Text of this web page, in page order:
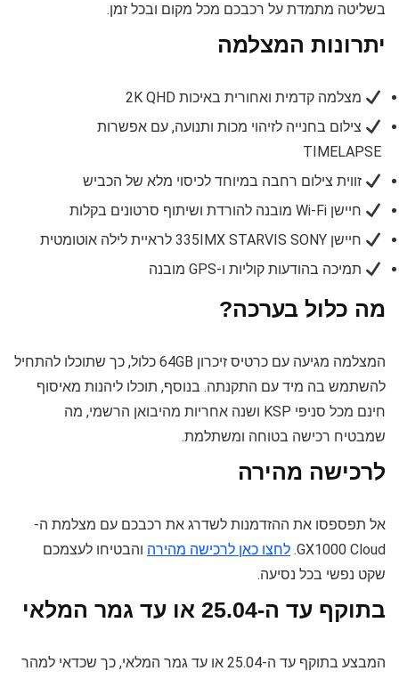
בשליטה מתמדת על רכבכם מכל מקום ובכל זמן.
יתרונות המצלמה
מצלמה קדמית ואחורית באיכות 2K QHD
צילום בחנייה לזיהוי מכות ותנועה, עם אפשרות
TIMELAPSE
זווית צילום רחבה במיוחד לכיסוי מלא של הכביש
חיישן Wi-Fi מובנה להורדת ושיתוף סרטונים בקלות
חיישן 335IMX STARVIS SONY לראיית לילה אוטומטית
תמיכה בהודעות קוליות ו-GPS מובנה
מה כלול בערכה?
המצלמה מגיעה עם כרטיס זיכרון 64GB כלול, כך שתוכלו להתחיל
להשתמש בה מיד עם התקנתה. בנוסף, תוכלו ליהנות מאיסוף
חינם מכל סניפי KSP ושנה אחריות מהיבואן הרשמי, מה
שמבטיח רכישה בטוחה ומשתלמת.
לרכישה מהירה
אל תפספסו את ההזדמנות לשדרג את רכבכם עם מצלמת ה-
GX1000 Cloud. לחצו כאן לרכישה מהירה והבטיחו לעצמכם
שקט נפשי בכל נסיעה.
בתוקף עד ה-25.04 או עד גמר המלאי
המבצע בתוקף עד ה-25.04 או עד גמר המלאי, כך שכדאי למהר